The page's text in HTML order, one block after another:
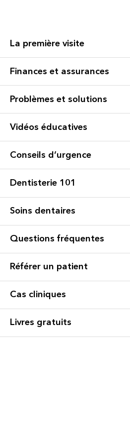
La première visite
Finances et assurances
Problèmes et solutions
Vidéos éducatives
Conseils d’urgence
Dentisterie 101
Soins dentaires
Questions fréquentes
Référer un patient
Cas cliniques
Livres gratuits